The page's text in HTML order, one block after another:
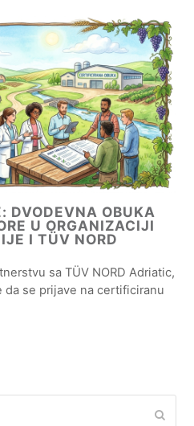
DVODEVNA OBUKA
U ORGANIZACIJI
I TÜV NORD
sa TÜV NORD Adriatic,
da se prijave na certificiranu